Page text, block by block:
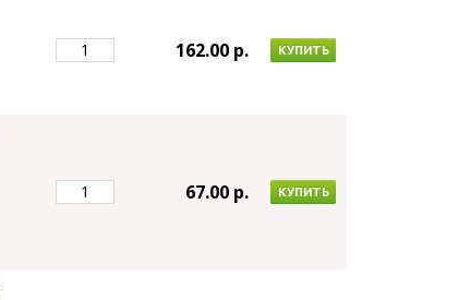
162.00 p. КУПИТЬ
67.00 p. КУПИТЬ